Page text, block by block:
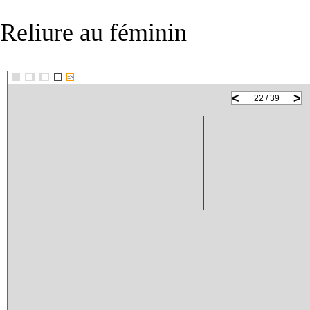
Reliure au féminin
::>
< >
22 / 39